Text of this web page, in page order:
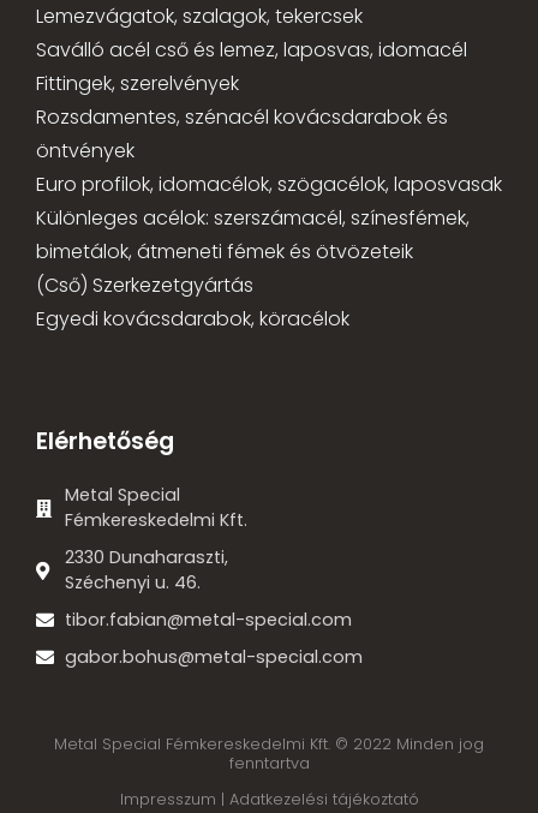
Lemezvágatok, szalagok, tekercsek
Saválló acél cső és lemez, laposvas, idomacél
Fittingek, szerelvények
Rozsdamentes, szénacél kovácsdarabok és
öntvények
Euro profilok, idomacélok, szögacélok, laposvasak
Különleges acélok: szerszámacél, színesfémek,
bimetálok, átmeneti fémek és ötvözeteik
(Cső) Szerkezetgyártás
Egyedi kovácsdarabok, köracélok
Elérhetőség
Metal Special
Fémkereskedelmi Kft.
2330 Dunaharaszti,
Széchenyi u. 46.
tibor.fabian@metal-special.com
gabor.bohus@metal-special.com
Metal Special Fémkereskedelmi Kft. © 2022 Minden jog
fenntartva
Impresszum | Adatkezelési tájékoztató